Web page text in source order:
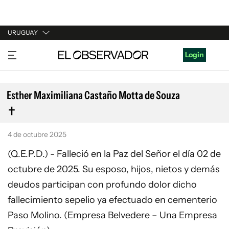
URUGUAY
URUGUAY
ARGENTINA
ESPAÑA
ESTADOS UNIDOS
Login
Esther Maximiliana Castaño Motta de Souza
4 de octubre 2025
(Q.E.P.D.) - Falleció en la Paz del Señor el día 02 de
octubre de 2025. Su esposo, hijos, nietos y demás
deudos participan con profundo dolor dicho
fallecimiento sepelio ya efectuado en cementerio
Paso Molino. (Empresa Belvedere – Una Empresa